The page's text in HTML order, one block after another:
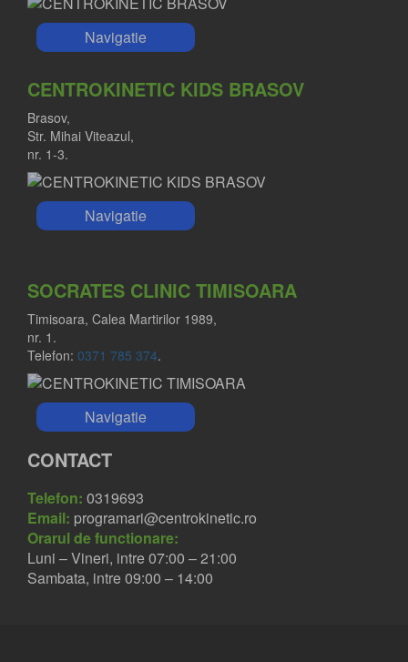
Navigatie
CENTROKINETIC KIDS BRASOV
Brasov,
Str. Mihai Viteazul,
nr. 1-3.
Navigatie
SOCRATES CLINIC TIMISOARA
Timisoara, Calea Martirilor 1989,
nr. 1.
Telefon: 0371 785 374.
Navigatie
CONTACT
Telefon: 0319693
Email: programari@centrokinetic.ro
Orarul de functionare:
Luni – Vineri, intre 07:00 – 21:00
Sambata, intre 09:00 – 14:00